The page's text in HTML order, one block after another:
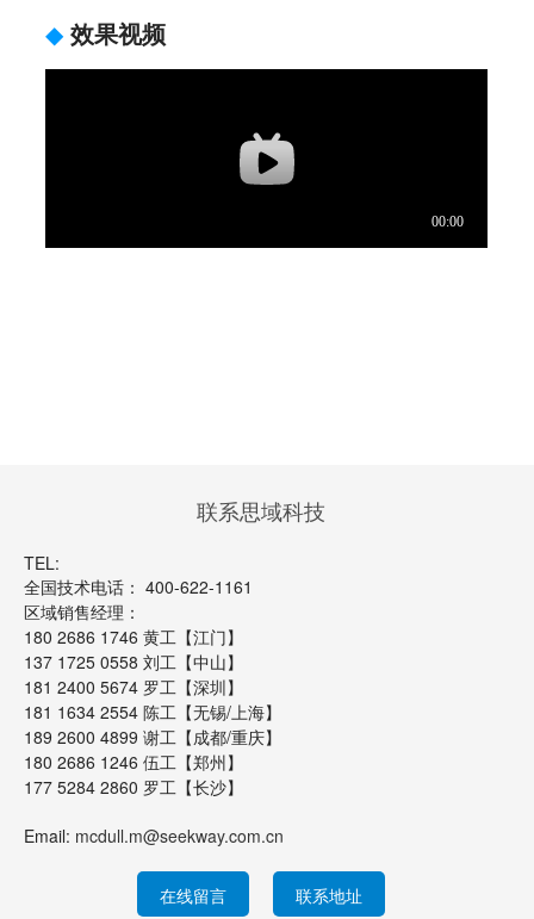
◆ 效果视频
联系思域科技
TEL:
全国技术电话： 400-622-1161
区域销售经理：
180 2686 1746 黄工【江门】
137 1725 0558 刘工【中山】
181 2400 5674 罗工【深圳】
181 1634 2554 陈工【无锡/上海】
189 2600 4899 谢工【成都/重庆】
180 2686 1246 伍工【郑州】
177 5284 2860 罗工【长沙】
Email: mcdull.m@seekway.com.cn
在线留言 联系地址